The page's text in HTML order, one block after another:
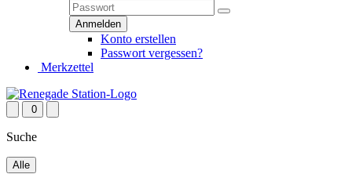
Konto erstellen
Passwort vergessen?
Merkzettel
0
Suche
Alle